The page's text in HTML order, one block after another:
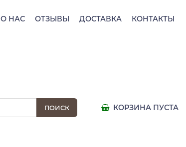
О НАС ОТЗЫВЫ ДОСТАВКА КОНТАКТЫ
КОРЗИНА ПУСТА